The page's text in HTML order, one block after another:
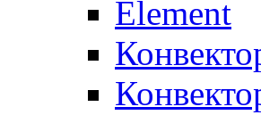
Element